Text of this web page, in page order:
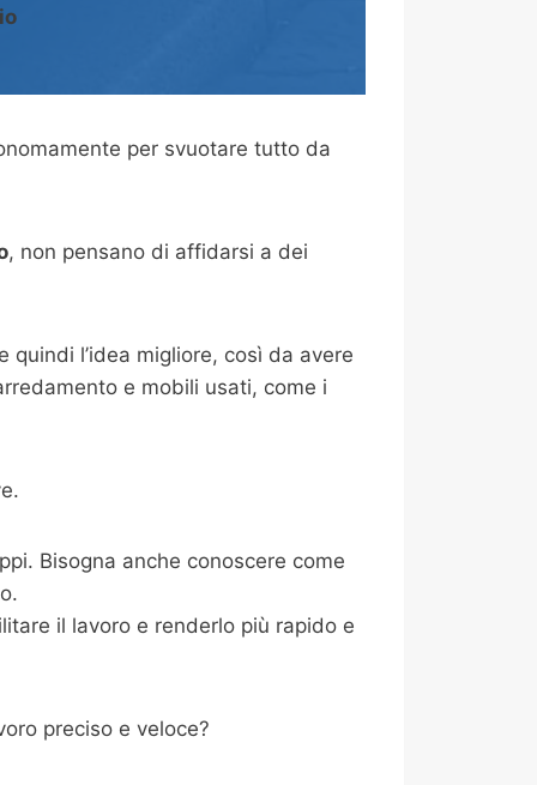
per svuotare tutto da
, non pensano di affidarsi a dei
quindi l’idea migliore, così da avere
e mobili usati, come i
Bisogna anche conoscere come
il lavoro e renderlo più rapido e
preciso e veloce?